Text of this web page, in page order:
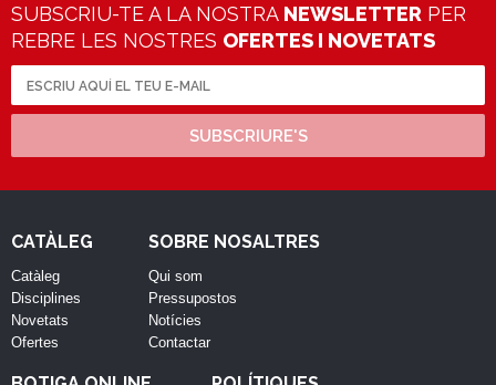
SUBSCRIU-TE A LA NOSTRA NEWSLETTER PER
REBRE LES NOSTRES OFERTES I NOVETATS
SUBSCRIURE'S
CATÀLEG
Catàleg
Disciplines
Novetats
Ofertes
SOBRE NOSALTRES
Qui som
Pressupostos
Notícies
Contactar